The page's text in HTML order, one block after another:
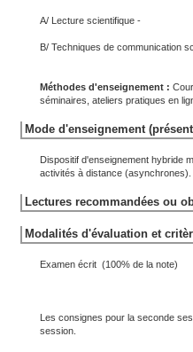
A/ Lecture scientifique -
B/ Techniques de communication
Méthodes d'enseignement :
séminaires, ateliers pratiques en
Mode d'enseignement
Dispositif d'enseignement hybride
activités à distance (asynchrones).
Lectures recommandées ou
Modalités d'évaluation et
Examen écrit (100% de la note)
Les consignes pour la seconde
session.